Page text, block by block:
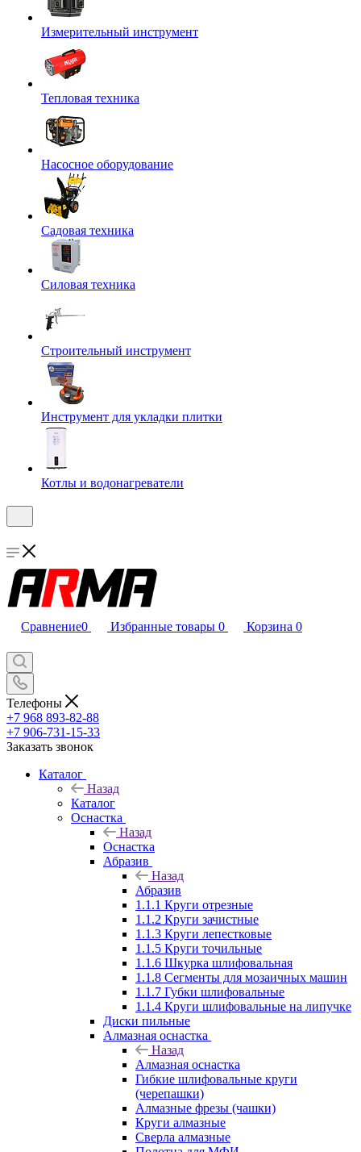
Измерительный инструмент
Тепловая техника
Насосное оборудование
Садовая техника
Силовая техника
Строительный инструмент
Инструмент для укладки плитки
Котлы и водонагреватели
Сравнение0 Избранные товары 0 Корзина 0
Телефоны
+7 968 893-82-88
+7 906-731-15-33
Заказать звонок
Каталог
Назад
Каталог
Оснастка
Назад
Оснастка
Абразив
Назад
Абразив
1.1.1 Круги отрезные
1.1.2 Круги зачистные
1.1.3 Круги лепестковые
1.1.5 Круги точильные
1.1.6 Шкурка шлифовальная
1.1.8 Сегменты для мозаичных машин
1.1.7 Губки шлифовальные
1.1.4 Круги шлифовальные на липучке
Диски пильные
Алмазная оснастка
Назад
Алмазная оснастка
Гибкие шлифовальные круги
(черепашки)
Алмазные фрезы (чашки)
Круги алмазные
Сверла алмазные